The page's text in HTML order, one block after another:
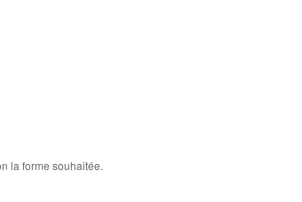
la forme souhaitée.